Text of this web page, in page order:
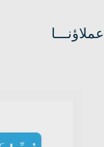
عملاؤنـــا